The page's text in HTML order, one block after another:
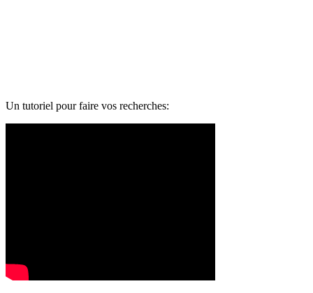
Un tutoriel pour faire vos recherches: